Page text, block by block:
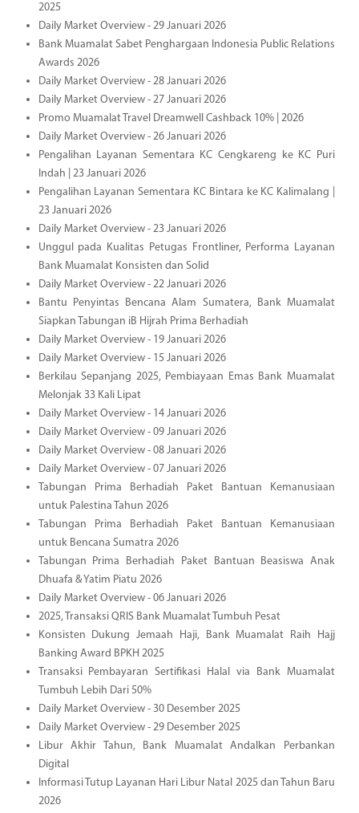
2025
Daily Market Overview - 29 Januari 2026
Bank Muamalat Sabet Penghargaan Indonesia Public Relations
Awards 2026
Daily Market Overview - 28 Januari 2026
Daily Market Overview - 27 Januari 2026
Promo Muamalat Travel Dreamwell Cashback 10% | 2026
Daily Market Overview - 26 Januari 2026
Pengalihan Layanan Sementara KC Cengkareng ke KC Puri
Indah | 23 Januari 2026
Pengalihan Layanan Sementara KC Bintara ke KC Kalimalang |
23 Januari 2026
Daily Market Overview - 23 Januari 2026
Unggul pada Kualitas Petugas Frontliner, Performa Layanan
Bank Muamalat Konsisten dan Solid
Daily Market Overview - 22 Januari 2026
Bantu Penyintas Bencana Alam Sumatera, Bank Muamalat
Siapkan Tabungan iB Hijrah Prima Berhadiah
Daily Market Overview - 19 Januari 2026
Daily Market Overview - 15 Januari 2026
Berkilau Sepanjang 2025, Pembiayaan Emas Bank Muamalat
Melonjak 33 Kali Lipat
Daily Market Overview - 14 Januari 2026
Daily Market Overview - 09 Januari 2026
Daily Market Overview - 08 Januari 2026
Daily Market Overview - 07 Januari 2026
Tabungan Prima Berhadiah Paket Bantuan Kemanusiaan
untuk Palestina Tahun 2026
Tabungan Prima Berhadiah Paket Bantuan Kemanusiaan
untuk Bencana Sumatra 2026
Tabungan Prima Berhadiah Paket Bantuan Beasiswa Anak
Dhuafa & Yatim Piatu 2026
Daily Market Overview - 06 Januari 2026
2025, Transaksi QRIS Bank Muamalat Tumbuh Pesat
Konsisten Dukung Jemaah Haji, Bank Muamalat Raih Hajj
Banking Award BPKH 2025
Transaksi Pembayaran Sertifikasi Halal via Bank Muamalat
Tumbuh Lebih Dari 50%
Daily Market Overview - 30 Desember 2025
Daily Market Overview - 29 Desember 2025
Libur Akhir Tahun, Bank Muamalat Andalkan Perbankan
Digital
Informasi Tutup Layanan Hari Libur Natal 2025 dan Tahun Baru
2026